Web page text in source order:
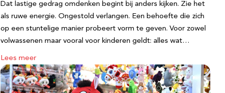
Dat lastige gedrag omdenken begint bij anders kijken. Zie het
als ruwe energie. Ongestold verlangen. Een behoefte die zich
op een stuntelige manier probeert vorm te geven. Voor zowel
volwassenen maar vooral voor kinderen geldt: alles wat…
Lees meer